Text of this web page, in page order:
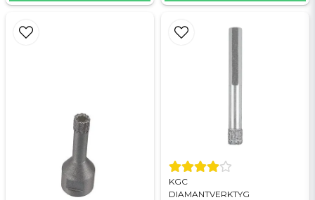
KGC
DIAMANTVERKTYG